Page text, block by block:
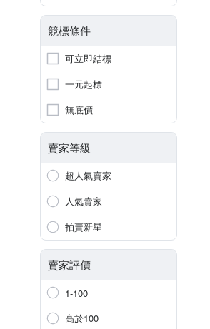
競標條件
可立即結標
一元起標
無底價
賣家等級
超人氣賣家
人氣賣家
拍賣新星
賣家評價
1-100
高於100